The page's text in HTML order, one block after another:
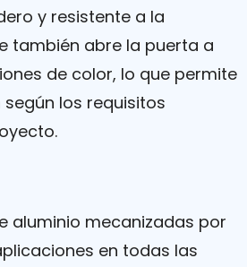
y resistente a la
también abre la puerta a
de color, lo que permite
los requisitos
aluminio mecanizadas por
en todas las